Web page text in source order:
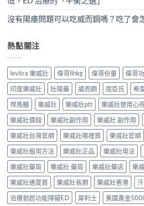
沒有陽痿問題可以吃威而鋼嗎？吃了會
熱點關注
levitra 樂威壯 偉哥lihkg 偉哥份量 偉哥
印度樂威壯
壯陽藥 威而鋼 屈臣氏 希
悍馬糖
樂威壯 樂威壯ptt 樂威壯使用心
樂威壯價錢
樂威壯副作用 樂威壯 副作用
樂威壯台灣官網
樂威壯哪裡買 樂威壯官網
樂威壯服用方法
樂威壯正品 樂威壯用法
樂威壯藥局
樂威壯 藥局 樂威壯藥店 樂
樂威壯邊度買
樂威壯長期 樂威壯香港
治療勃起功能障礙ED
犀利士 美國黃金